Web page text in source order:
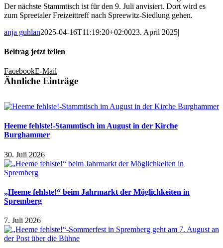
Der nächste Stammtisch ist für den 9. Juli anvisiert. Dort wird es
zum Spreetaler Freizeittreff nach Spreewitz-Siedlung gehen.
anja guhlan2025-04-16T11:19:20+02:0023. April 2025|
Beitrag jetzt teilen
FacebookE-Mail
Ähnliche Einträge
Heeme fehlste!-Stammtisch im August in der Kirche
Burghammer
30. Juli 2026
„Heeme fehlste!“ beim Jahrmarkt der Möglichkeiten in
Spremberg
7. Juli 2026